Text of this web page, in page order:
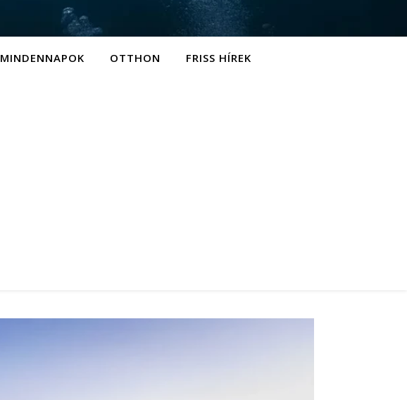
MINDENNAPOK OTTHON FRISS HÍREK